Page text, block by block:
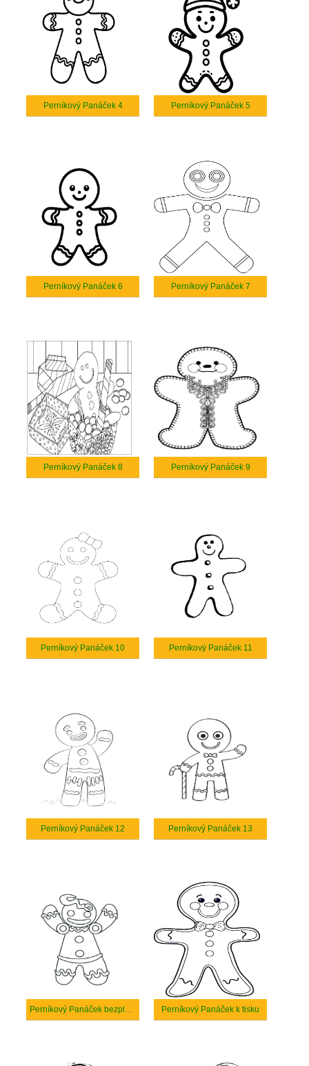
Perníkový Panáček 4 Perníkový Panáček 5
Perníkový Panáček 6 Perníkový Panáček 7
Perníkový Panáček 8 Perníkový Panáček 9
Perníkový Panáček 10 Perníkový Panáček 11
Perníkový Panáček 12 Perníkový Panáček 13
Perníkový Panáček bezplatný Perníkový Panáček k tisku